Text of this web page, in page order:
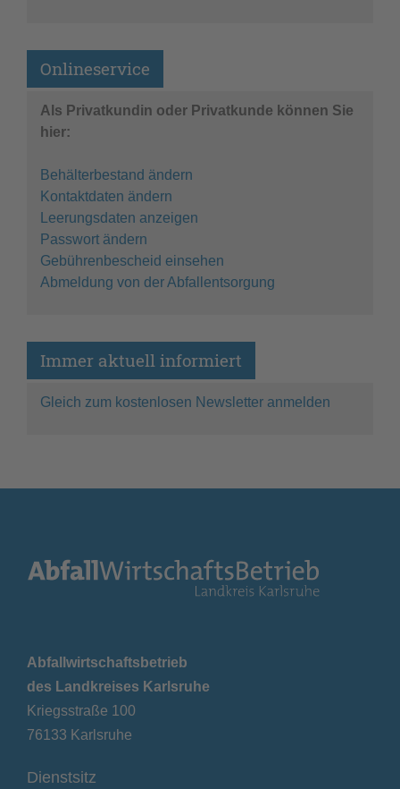
Onlineservice
Als Privatkundin oder Privatkunde können Sie
hier:
Behälterbestand ändern
Kontaktdaten ändern
Leerungsdaten anzeigen
Passwort ändern
Gebührenbescheid einsehen
Abmeldung von der Abfallentsorgung
Immer aktuell informiert
Gleich zum kostenlosen Newsletter anmelden
Abfallwirtschaftsbetrieb
des Landkreises Karlsruhe
Kriegsstraße 100
76133 Karlsruhe
Dienstsitz